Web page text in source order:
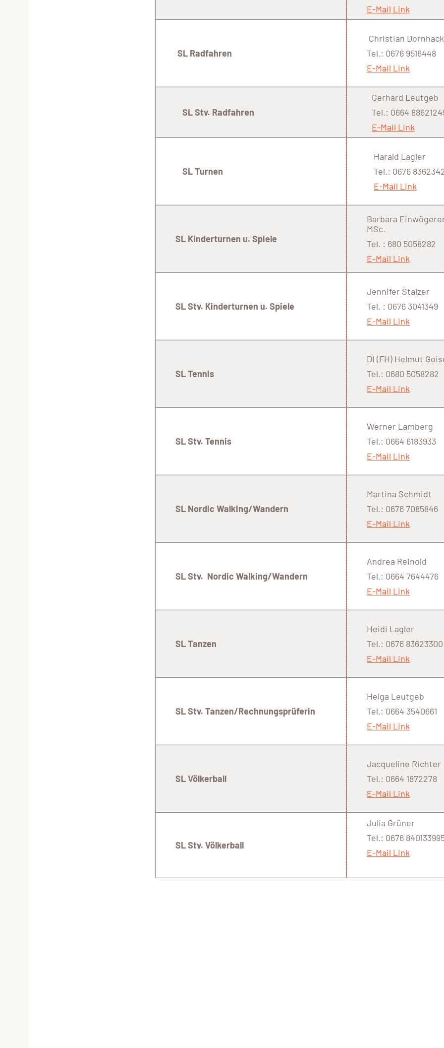
E-Mail Link
SL Radfahren
Christian
Tel.: 0676 9516448
E-Mail Link
SL Stv. Radfahren
Gerhard Leutgeb
Tel.: 0664
E-Mail Link
SL Turnen
Harald Lagler
Tel.: 0676
E-Mail Link
SL Kinderturnen u. Spiele
Barbara
MSc.
Tel. : 680 5058282
E-Mail Link
SL Stv. Kinderturnen u. Spiele
Jennifer Stalzer
Tel. : 0676 3041349
E-Mail Link
SL Tennis
DI (FH) Helmut
Tel.: 0680 5058282
E-Mail Link
SL Stv. Tennis
Werner Lamberg
Tel.: 0664 6183933
E-Mail Link
SL Nordic Walking/Wandern
Martina Schmidt
Tel.: 0676 7085846
E-Mail Link
SL Stv. Nordic Walking/Wandern
Andrea Reinold
Tel.: 0664 7644476
E-Mail Link
SL Tanzen
Heidi Lagler
Tel.: 0676 83623300
E-Mail Link
SL Stv. Tanzen/Rechnungsprüferin
Helga Leutgeb
Tel.: 0664 3540661
E-Mail Link
SL Völkerball
Jacqueline Richter
Tel.: 0664 1872278
E-Mail Link
SL Stv. Völkerball
Julia Grüner
Tel.: 0676
E-Mail Link